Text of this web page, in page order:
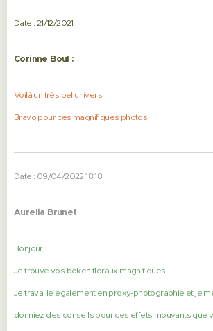
Date : 21/12/2021
Corinne Boul :
Voilà un très bel univers.
Bravo pour ces magnifiques photos.
Date : 09/04/2022 18:18
Aurelia Brunet :
Bonjour,
Je trouve vos bokeh floraux magnifiques.
Je travaille également en proxy-photographie et je
donniez des conseils pour ces effets mouvants que